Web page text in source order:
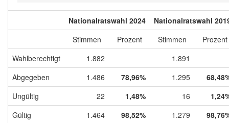
Nationalratswahl 2024
Nationalratswahl
Stimmen
Prozent Stimmen
Prozent
Wahlberechtigt
1.882
1.891
Abgegeben
1.486 78,96% 1.295
Ungültig
22 1,48% 16
Gültig
1.464 98,52% 1.279